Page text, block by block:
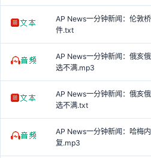
AP News一分钟新闻：伦敦
件.txt
AP News一分钟新闻：俄亥
选不满.mp3
AP News一分钟新闻：俄亥
选不满.txt
AP News一分钟新闻：哈梅
复.mp3